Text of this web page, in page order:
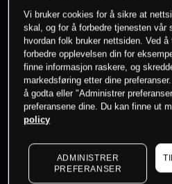
0% av kunder erpå
Søk om
Kursene er veiledende.
Vi bruker cookies for å sikre at
skal, og for å forbedre tjenesten vår
hvordan folk bruker nettsiden. Ved
forbedre opplevelsen din for
finne informasjon raskere, og
markedsføring etter dine
å godta eller "Administrer
preferansene dine. Du kan finne ut
policy
ADMINISTRER
PREFERANSER